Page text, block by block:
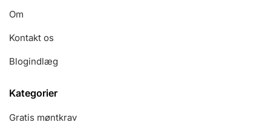
Om
Kontakt os
Blogindlæg
Kategorier
Gratis møntkrav